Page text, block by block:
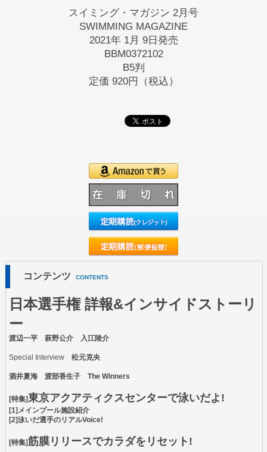
スイミング・マガジン 2月号
SWIMMING MAGAZINE
2021年 1月 9日発売
BBM0372102
B5判
定価 920円（税込）
コンテンツ CONTENTS
日本選手権 詳報&インサイドストーリ
ー
渡辺一平 萩野公介 入江陵介
Special Interview 松元克央
酒井夏海 渡部香生子 The Winners
[特集]東京アクアティクスセンターで泳いだよ!
[1]メインプール施設紹介
[2]泳いだ選手のリアルVoice!
[特集]筋膜リリースでカラダをリセット!